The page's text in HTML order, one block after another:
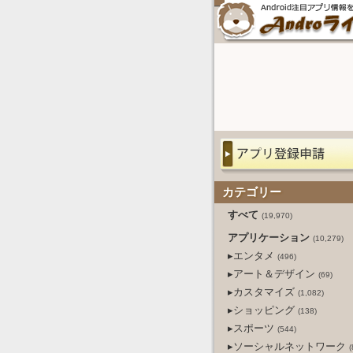
カテゴリー
すべて (19,970)
アプリケーション (10,279)
▸エンタメ (496)
▸アート＆デザイン (69)
▸カスタマイズ (1,082)
▸ショッピング (138)
▸スポーツ (544)
▸ソーシャルネットワーク